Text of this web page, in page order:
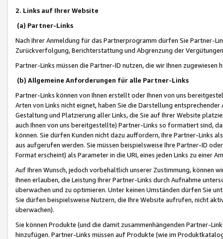
2. Links auf Ihrer Website
(a) Partner-Links
Nach Ihrer Anmeldung für das Partnerprogramm dürfen Sie Partner-
Zurückverfolgung, Berichterstattung und Abgrenzung der
Partner-Links müssen die Partner-ID nutzen, die wir Ihnen zugewiesen
(b) Allgemeine Anforderungen für alle Partner-Links
Partner-Links können von Ihnen erstellt oder Ihnen von uns
Arten von Links nicht eignet, haben Sie die Darstellung
Gestaltung und Platzierung aller Links, die Sie auf Ihrer Website
auch Ihnen von uns bereitgestellte) Partner-Links so formatiert sind,
können. Sie dürfen Kunden nicht dazu auffordern, Ihre Partner-Links
aus aufgerufen werden. Sie müssen beispielsweise Ihre Partner-ID
Format erscheint) als Parameter in die URL eines jeden Links zu einer
Auf Ihren Wunsch, jedoch vorbehaltlich unserer Zustimmung, können
Ihnen erlauben, die Leistung Ihrer Partner-Links durch Aufnahme
überwachen und zu optimieren. Unter keinen Umständen dürfen Sie
Sie dürfen beispielsweise Nutzern, die Ihre Website aufrufen, nicht
überwachen).
Sie können Produkte (und die damit zusammenhängenden Partner-
hinzufügen. Partner-Links müssen auf Produkte (wie im